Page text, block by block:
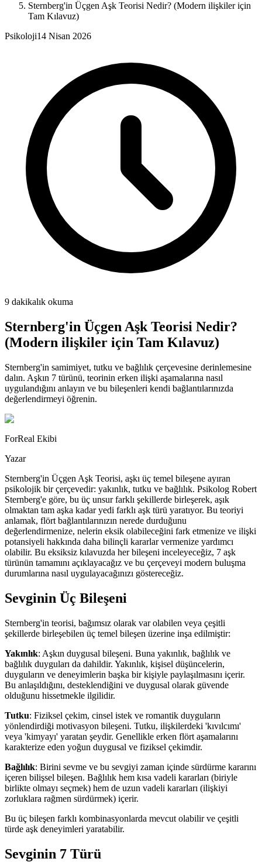
Sternberg'in Üçgen Aşk Teorisi Nedir? (Modern ilişkiler için
Tam Kılavuz)
Psikoloji14 Nisan 2026
9 dakikalık okuma
Sternberg'in Üçgen Aşk Teorisi Nedir?
(Modern ilişkiler için Tam Kılavuz)
Sternberg'in samimiyet, tutku ve bağlılık çerçevesine derinlemesine
dalın. Aşkın 7 türünü, teorinin erken ilişki aşamalarına nasıl
uygulandığını anlayın ve bu bileşenleri kendi bağlantılarınızda
değerlendirmeyi öğrenin.
ForReal Ekibi
Yazar
Sternberg'in Üçgen Aşk Teorisi, aşkı üç temel bileşene ayıran
psikolojik bir çerçevedir: yakınlık, tutku ve bağlılık. Psikolog Robert
Sternberg'e göre, bu üç unsur farklı şekillerde birleşerek, aşık
olmaktan tam aşka kadar yedi farklı aşk türü yaratıyor. Bu teoriyi
anlamak, flört bağlantılarınızın nerede durduğunu
değerlendirmenize, nelerin eksik olabileceğini fark etmenize ve ilişki
potansiyeli hakkında daha bilinçli kararlar vermenize yardımcı
olabilir. Bu eksiksiz kılavuzda her bileşeni inceleyeceğiz, 7 aşk
türünün tamamını açıklayacağız ve bu çerçeveyi modern buluşma
durumlarına nasıl uygulayacağınızı göstereceğiz.
Sevginin Üç Bileşeni
Sternberg'in teorisi, bağımsız olarak var olabilen veya çeşitli
şekillerde birleşebilen üç temel bileşen üzerine inşa edilmiştir:
Yakınlık: Aşkın duygusal bileşeni. Buna yakınlık, bağlılık ve
bağlılık duyguları da dahildir. Yakınlık, kişisel düşüncelerin,
duyguların ve deneyimlerin başka bir kişiyle paylaşılmasını içerir.
Bu anlaşıldığını, desteklendiğini ve duygusal olarak güvende
olduğunu hissetmekle ilgilidir.
Tutku: Fiziksel çekim, cinsel istek ve romantik duyguların
yönlendirdiği motivasyon bileşeni. Tutku, ilişkilerdeki 'kıvılcımı'
veya 'kimyayı' yaratan şeydir. Genellikle erken flört aşamalarını
karakterize eden yoğun duygusal ve fiziksel çekimdir.
Bağlılık: Birini sevme ve bu sevgiyi zaman içinde sürdürme kararını
içeren bilişsel bileşen. Bağlılık hem kısa vadeli kararları (biriyle
birlikte olmayı seçmek) hem de uzun vadeli kararları (ilişkiyi
zorluklara rağmen sürdürmek) içerir.
Bu üç bileşen farklı kombinasyonlarda mevcut olabilir ve çeşitli
türde aşk deneyimleri yaratabilir.
Sevginin 7 Türü